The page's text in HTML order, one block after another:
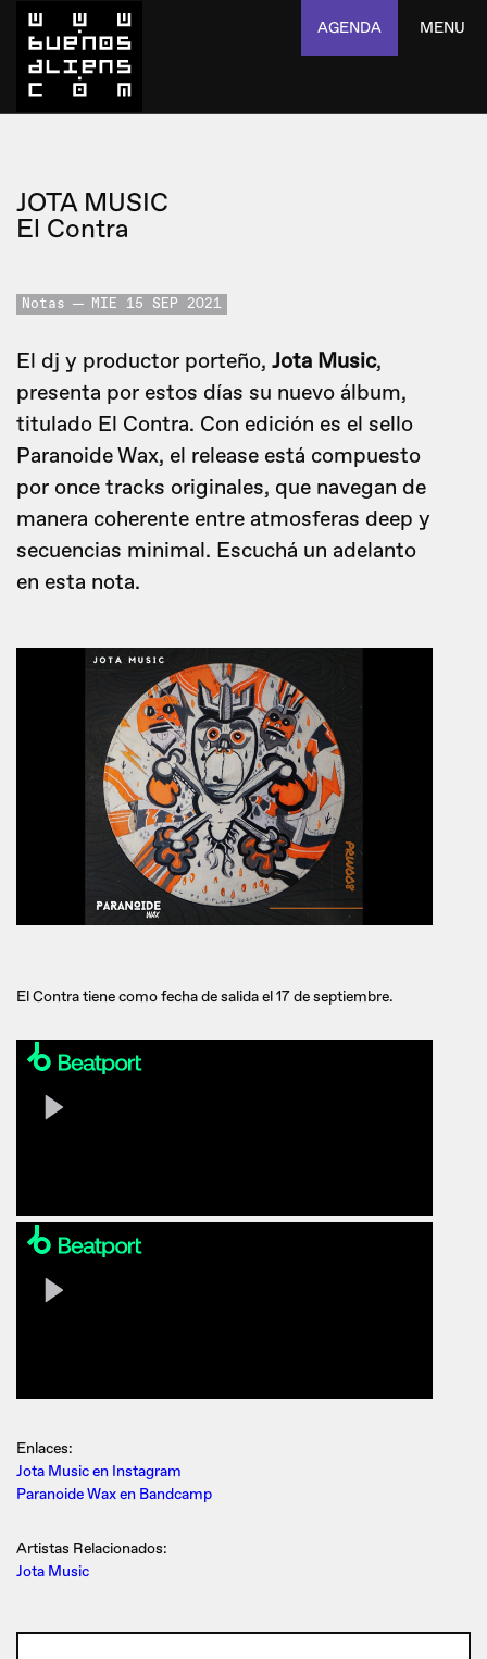
AGENDA MENU
JOTA MUSIC
El Contra
Notas MIE 15 SEP 2021
El dj y productor porteño, Jota Music,
presenta por estos días su nuevo álbum,
titulado El Contra. Con edición es el sello
Paranoide Wax, el release está compuesto
por once tracks originales, que navegan de
manera coherente entre atmosferas deep y
secuencias minimal. Escuchá un adelanto
en esta nota.
El Contra tiene como fecha de salida el 17 de septiembre.
Enlaces:
Jota Music en Instagram
Paranoide Wax en Bandcamp
Artistas Relacionados:
Jota Music